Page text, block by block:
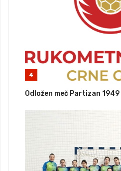
4
Odložen meč Partizan